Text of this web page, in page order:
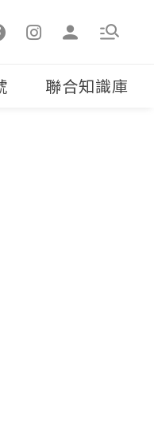
聯合知識庫